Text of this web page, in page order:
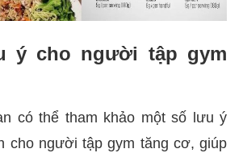
ý cho người tập gym
có thể tham khảo một số lưu ý
cho người tập gym tăng cơ, giúp